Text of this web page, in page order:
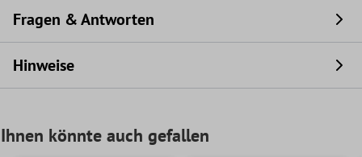
Fragen & Antworten
Hinweise
Ihnen könnte auch gefallen